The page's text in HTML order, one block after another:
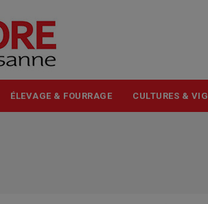
ÉLEVAGE & FOURRAGE CULTURES &